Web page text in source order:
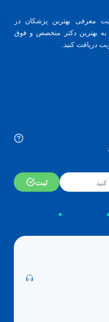
معرفی بهترین پزشکان در
بهترین دکتر متخصص و فوق
دریافت کنید.
ثبت